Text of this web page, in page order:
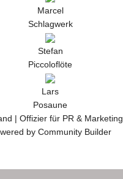
Marcel
Schlagwerk
Stefan
Piccoloflöte
Lars
Posaune
| Offizier für PR & Marketing
by Community Builder